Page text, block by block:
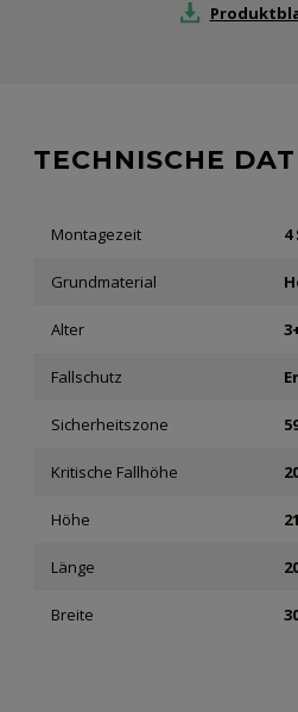
TECHNISCHE
Montagezeit 4
Grundmaterial
Alter
Fallschutz
Sicherheitszone
Kritische Fallhöhe
Höhe
Länge
Breite